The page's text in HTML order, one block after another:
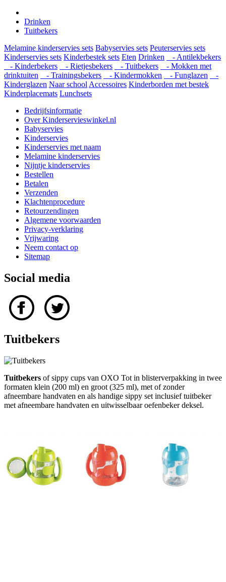
Drinken
Tuitbekers
Melamine kinderservies sets Babyservies sets Peuterservies sets
Kinderservies sets Kinderbestek sets Eten Drinken
- Antilekbekers
- Kinderbekers
- Rietjesbekers - Tuitbekers
- Mokken met
drinktuiten
- Trainingsbekers - Kindermokken - Funglazen
-
Kinderglazen Naar school Accessoires Kinderborden met bestek
Kinderplacemats Lunchsets
Bedrijfsinformatie
Over Kinderservieswinkel.nl
Babyservies
Kinderservies
Kinderservies met naam
Melamine kinderservies
Nijntje kinderservies
Bestellen
Betalen
Verzenden
Klachtenprocedure
Retourzendingen
Algemene voorwaarden
Privacy-verklaring
Vrijwaring
Neem contact op
Sitemap
Social media
Tuitbekers
Tuitbekers of sippy cups van OXO Tot in blisterverpakking in twee
formaten klein (200 ml) en groot (325 ml), met of zonder
afneembare handvaten en als handige sippy set inclusief tuitbeker
met afneembare handvaten en uitwisselbaar oefenbeker deksel.